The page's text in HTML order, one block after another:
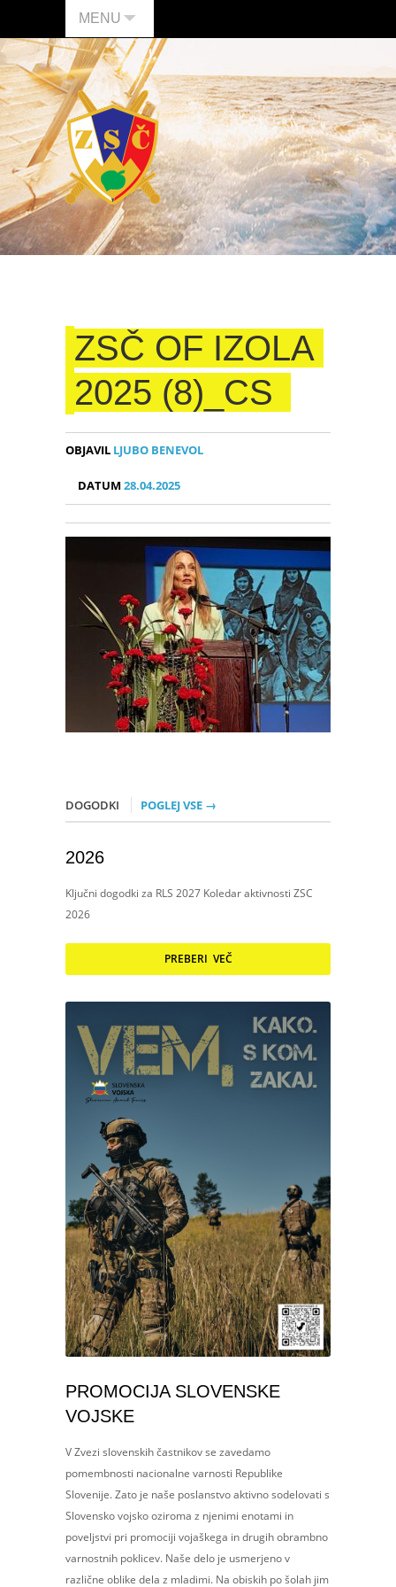
MENU
ZSČ OF IZOLA
2025 (8)_CS
OBJAVIL LJUBO BENEVOL
DATUM28.04.2025
DOGODKI POGLEJ VSE →
2026
Ključni dogodki za RLS 2027 Koledar aktivnosti ZSC
2026
PREBERI VEČ
PROMOCIJA SLOVENSKE
VOJSKE
V Zvezi slovenskih častnikov se zavedamo
pomembnosti nacionalne varnosti Republike
Slovenije. Zato je naše poslanstvo aktivno sodelovati s
Slovensko vojsko oziroma z njenimi enotami in
poveljstvi pri promociji vojaškega in drugih obrambno
varnostnih poklicev. Naše delo je usmerjeno v
različne oblike dela z mladimi. Na obiskih po šolah jim